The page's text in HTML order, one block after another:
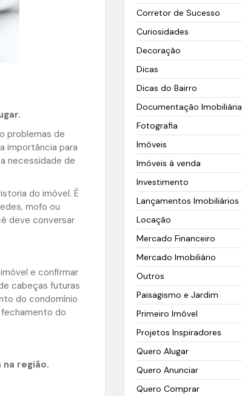
problemas de
importância para
necessidade de
do imóvel. É
mofo ou
deve conversar
e confirmar
cabeças futuras
do condomínio
do
região.
Corretor de Sucesso
Curiosidades
Decoração
Dicas
Dicas do Bairro
Documentação Imobiliária
Fotografia
Imóveis
Imóveis à venda
Investimento
Lançamentos Imobiliários
Locação
Mercado Financeiro
Mercado Imobiliário
Outros
Paisagismo e Jardim
Primeiro Imóvel
Projetos Inspiradores
Quero Alugar
Quero Anunciar
Quero Comprar